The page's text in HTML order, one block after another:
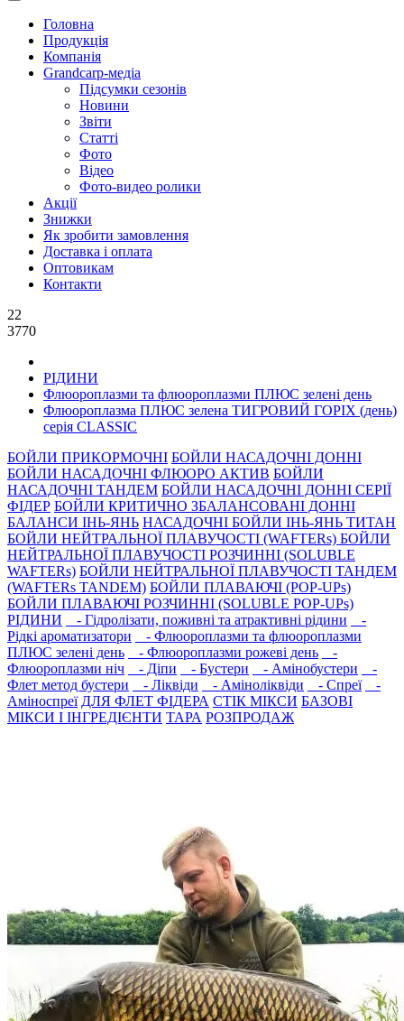
Головна
Продукція
Компанія
Grandcarp-медіа
Підсумки сезонів
Новини
Звіти
Статті
Фото
Відео
Фото-видео ролики
Акції
Знижки
Як зробити замовлення
Доставка і оплата
Оптовикам
Контакти
22
3770
РIДИНИ
Флюороплазми та флюороплазми ПЛЮС зелені день
Флюороплазма ПЛЮС зелена ТИГРОВИЙ ГОРІХ (день)
серiя CLASSIC
БОЙЛИ ПРИКОРМОЧНI БОЙЛИ НАСАДОЧНI ДОННI
БОЙЛИ НАСАДОЧНІ ФЛЮОРО АКТИВ БОЙЛИ
НАСАДОЧНІ ТАНДЕМ БОЙЛИ НАСАДОЧНI ДОННI СЕРIÏ
ФIДЕР БОЙЛИ КРИТИЧНО ЗБАЛАНСОВАНІ ДОННІ
БАЛАНСИ ІНЬ-ЯНЬ НАСАДОЧНІ БОЙЛИ ІНЬ-ЯНЬ ТИТАН
БОЙЛИ НЕЙТРАЛЬНОÏ ПЛАВУЧОСТI (WAFTERs) БОЙЛИ
НЕЙТРАЛЬНОЇ ПЛАВУЧОСТІ РОЗЧИННІ (SOLUBLE
WAFTERs) БОЙЛИ НЕЙТРАЛЬНОЇ ПЛАВУЧОСТІ ТАНДЕМ
(WAFTERs TANDEM) БОЙЛИ ПЛАВАЮЧІ (POP-UPs)
БОЙЛИ ПЛАВАЮЧI РОЗЧИННI (SOLUBLE POP-UPs)
РIДИНИ
- Гідролізати, поживні та атрактивнi рідини
-
Рідкі ароматизатори
- Флюороплазми та флюороплазми
ПЛЮС зелені день
- Флюороплазми рожеві день
-
Флюороплазми ніч
- Дiпи - Бустери - Амінобустери
-
Флет метод бустери
- Лiквiди - Амiнолiквiди - Спреї
-
Амiноспреї ДЛЯ ФЛЕТ ФІДЕРА СТIК МIКСИ БАЗОВІ
МІКСИ І ІНГРЕДІЄНТИ ТАРА РОЗПРОДАЖ